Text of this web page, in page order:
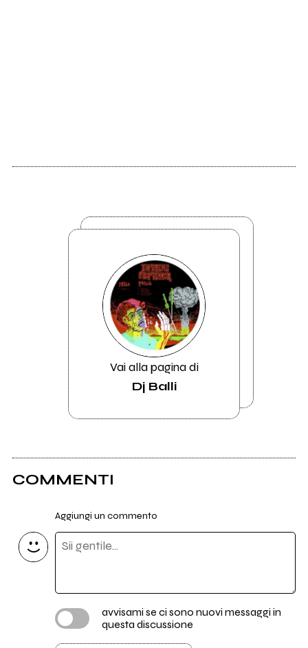
Vai alla pagina di
Dj Balli
COMMENTI
Aggiungi un commento
avvisami se ci sono nuovi messaggi in
questa discussione